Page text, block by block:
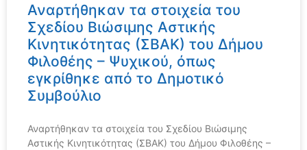
Αναρτήθηκαν τα στοιχεία του
Σχεδίου Βιώσιμης Αστικής
Κινητικότητας (ΣΒΑΚ) του Δήμου
Φιλοθέης – Ψυχικού, όπως
εγκρίθηκε από το Δημοτικό
Συμβούλιο
Αναρτήθηκαν τα στοιχεία του Σχεδίου Βιώσιμης
Αστικής Κινητικότητας (ΣΒΑΚ) του Δήμου Φιλοθέης –